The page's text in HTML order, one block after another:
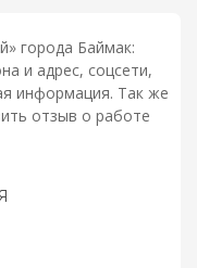
города Баймак:
и адрес, соцсети,
информация. Так же
отзыв о работе